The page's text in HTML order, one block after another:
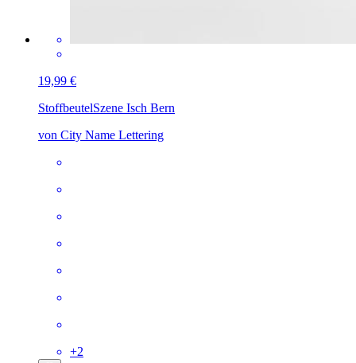
19,99 €
StoffbeutelSzene Isch Bern
von City Name Lettering
+2